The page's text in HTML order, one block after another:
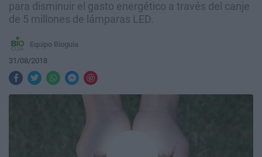
para disminuir el gasto energético a través del canje
de 5 millones de lámparas LED.
Equipo Bioguia
31/08/2018